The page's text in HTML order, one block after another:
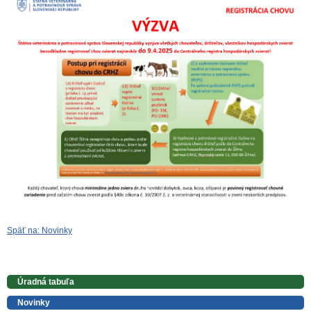
Späť na: Novinky
Úradná tabuľa
Novinky